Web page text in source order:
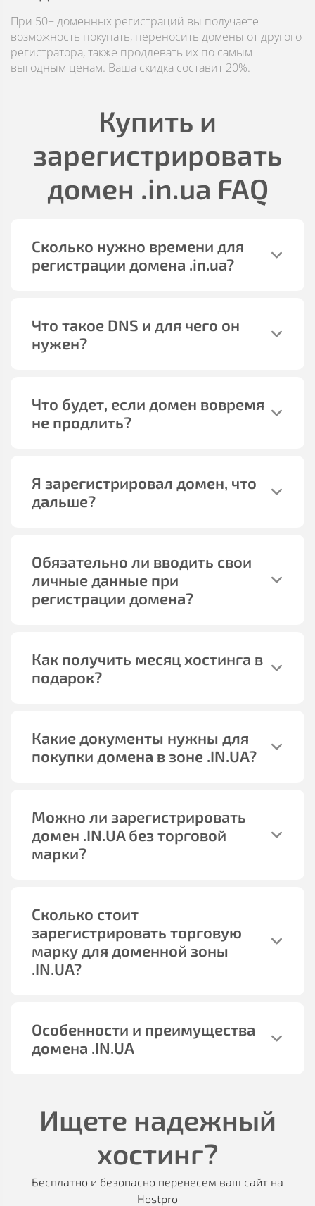
При 50+ доменных регистраций вы получаете
возможность покупать, переносить домены от другого
регистратора, также продлевать их по самым
выгодным ценам. Ваша скидка составит 20%.
Купить и
зарегистрировать
домен .in.ua FAQ
Сколько нужно времени для
регистрации домена .in.ua?
Что такое DNS и для чего он
нужен?
Что будет, если домен вовремя
не продлить?
Я зарегистрировал домен, что
дальше?
Обязательно ли вводить свои
личные данные при
регистрации домена?
Как получить месяц хостинга в
подарок?
Какие документы нужны для
покупки домена в зоне .IN.UA?
Можно ли зарегистрировать
домен .IN.UA без торговой
марки?
Сколько стоит
зарегистрировать торговую
марку для доменной зоны
.IN.UA?
Особенности и преимущества
домена .IN.UA
Ищете надежный
хостинг?
Бесплатно и безопасно перенесем ваш сайт на
Hostpro